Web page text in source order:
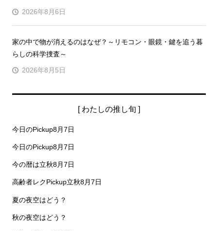
2026年8月6日
家の中で物が消えるのはなぜ？～リモコン・眼鏡・鍵を追う暮
らしの科学捜査～
2026年8月5日
[ わたしの推し旬 ]
今日のPickup8月7日
今日のPickup8月7日
今の暦は立秋8月7日
高齢者レクPickup立秋8月7日
夏の夜空はどう？
秋の夜空はどう？